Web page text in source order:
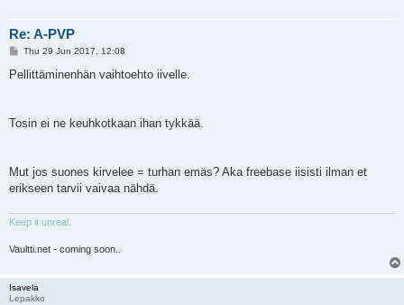
Re: A-PVP
P
s
Thu 29 Jun 2017, 12:08
Pellittäminenhän vaihtoehto iivelle.
Tosin ei ne keuhkotkaan ihan tykkää.
Mut jos suones kirvelee = turhan emäs? Aka freebase iisisti ilman et
erikseen tarvii vaivaa nähdä.
Keep it unreal.
Vaultti.net - coming soon..
Isavela
Lepakko